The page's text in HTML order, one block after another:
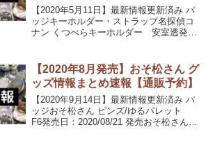
【2020年5月11日】最新情報更新済み バ
ッジキーホルダー・ストラップ名探偵コ
ナン くつべらキーホルダー 安室透発売
ホルダー発売日：2018/11...
【2020年8月発売】おそ松さん グ
ッズ情報まとめ速報【通販予約】
【2020年9月14日】最新情報更新済み バ
ッジおそ松さん ピンズ/ゆるパレット
F6発売日：2020/08/21 発売おそ松さん